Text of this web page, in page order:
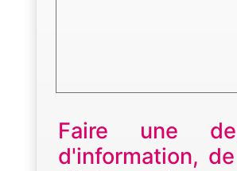
Faire une
d'information,